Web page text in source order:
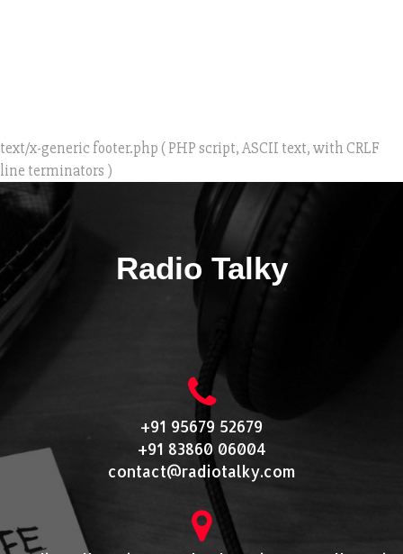
text/x-generic footer.php ( PHP script, ASCII text, with CRLF
line terminators )
Radio Talky
+91 95679 52679
+91 83860 06004
contact@radiotalky.com